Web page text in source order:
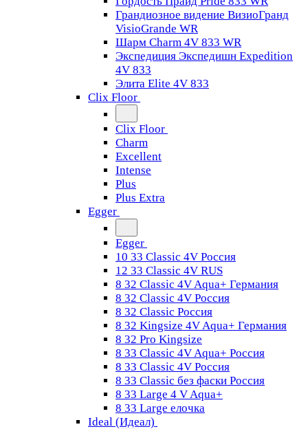
Грандиозное видение ВизиоГранд
VisioGrande WR
Шарм Charm 4V 833 WR
Экспедиция Экспедишн Expedition
4V 833
Элита Elite 4V 833
Clix Floor
Clix Floor
Charm
Excellent
Intense
Plus
Plus Extra
Egger
Egger
10 33 Classic 4V Россия
12 33 Classic 4V RUS
8 32 Classic 4V Aqua+ Германия
8 32 Classic 4V Россия
8 32 Classic Россия
8 32 Kingsize 4V Aqua+ Германия
8 32 Pro Kingsize
8 33 Classic 4V Aqua+ Россия
8 33 Classic 4V Россия
8 33 Classic без фаски Россия
8 33 Large 4 V Aqua+
8 33 Large елочка
Ideal (Идеал)